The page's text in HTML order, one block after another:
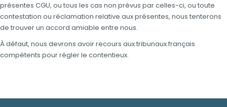
présentes CGU, ou tous les cas non prévus par celles-ci, ou toute
contestation ou réclamation relative aux présentes, nous tenterons
de trouver un accord amiable entre nous.
À défaut, nous devrons avoir recours aux tribunaux français
compétents pour régler le contentieux.